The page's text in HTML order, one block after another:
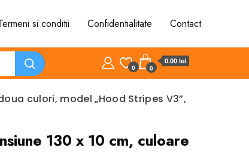
si conditii Confidentialitate Contact
0 0
0.00 lei
culori, model „Hood Stripes V3”,
130 x 10 cm, culoare